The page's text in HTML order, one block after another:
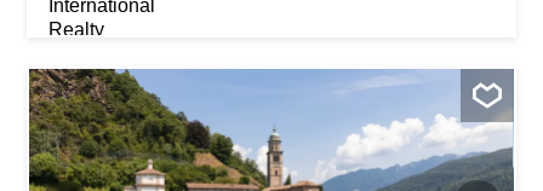
stratégique, à proximité de tous les services essentiels,
dont un parking couvert, des places de parking publiques
avec la région. D’une superficie de quatre étages, elle
offre des espaces spacieux et fonctionnels: au rez-de-
chaussée, une entrée accueillante avec cheminée mène
à une cuisine aménagée, à un salon avec salle à manger
et à une grande salle avec cheminée, complétée par une